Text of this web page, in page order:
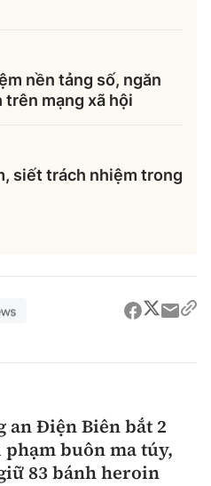
nền tảng số, ngăn
mạng xã hội
siết trách nhiệm trong
an Điện Biên bắt 2
buôn ma túy,
83 bánh heroin